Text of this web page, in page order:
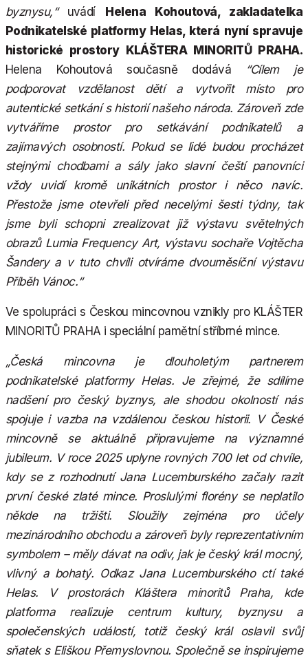
byznysu,“uvádí Helena Kohoutová, zakladatelka
Podnikatelské platformy Helas, která nyní spravuje
historické prostory KLÁŠTERA MINORITŮ PRAHA.
Helena Kohoutová současně dodává
“Cílem je
podporovat vzdělanost dětí a vytvořit místo pro
autentické setkání s historií našeho národa. Zároveň zde
vytváříme prostor pro setkávání podnikatelů a
zajímavých osobností. Pokud se lidé budou procházet
stejnými chodbami a sály jako slavní čeští panovníci
vždy uvidí kromě unikátních prostor i něco navíc.
Přestože jsme otevřeli před necelými šesti týdny, tak
jsme byli schopni zrealizovat již výstavu světelných
obrazů Lumia Frequency Art, výstavu sochaře Vojtěcha
Šandery a v tuto chvíli otvíráme dvouměsíční výstavu
Příběh Vánoc.“
Ve spolupráci s Českou mincovnou vznikly pro KLÁŠTER
MINORITŮ PRAHA i speciální pamětní stříbrné mince.
„Česká mincovna je dlouholetým partnerem
podnikatelské platformy Helas. Je zřejmé, že sdílíme
nadšení pro český byznys, ale shodou okolností nás
spojuje i vazba na vzdálenou českou historii. V České
mincovně se aktuálně připravujeme na významné
jubileum. V roce 2025 uplyne rovných 700 let od chvíle,
kdy se z rozhodnutí Jana Lucemburského začaly razit
první české zlaté mince. Proslulými florény se neplatilo
někde na tržišti. Sloužily zejména pro účely
mezinárodního obchodu a zároveň byly reprezentativním
symbolem – měly dávat na odiv, jak je český král mocný,
vlivný a bohatý. Odkaz Jana Lucemburského ctí také
Helas. V prostorách Kláštera minoritů Praha, kde
platforma realizuje centrum kultury, byznysu a
společenských událostí, totiž český král oslavil svůj
sňatek s Eliškou Přemyslovnou. Společně se inspirujeme